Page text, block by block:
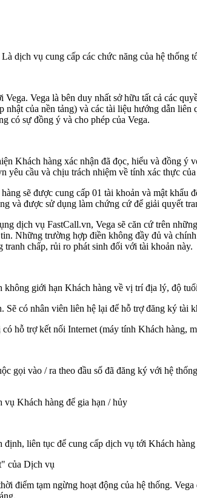
dịch vụ cung cấp các chức năng của hệ thống
Vega là bên duy nhất sở hữu tất cả các
nhật của nền tảng) và các tài liệu hướng dẫn
có sự đồng ý và cho phép của Vega.
Khách hàng xác nhận đã đọc, hiểu và đồng
yêu cầu và chịu trách nhiệm về tính xác thực
sẽ được cung cấp 01 tài khoản và mật
và được sử dụng làm chứng cứ để giải quyết
dịch vụ FastCall.vn, Vega sẽ căn cứ trên
Những trường hợp điền không đầy đủ và
chấp, rủi ro phát sinh đối với tài khoản này.
giới hạn Khách hàng về vị trí địa lý, độ
có nhân viên liên hệ lại để hỗ trợ đăng ký tài
hỗ trợ kết nối Internet (máy tính Khách hàng,
gọi vào / ra theo đầu số đã đăng ký với hệ
Khách hàng để gia hạn / hủy
liên tục để cung cấp dịch vụ tới Khách
của Dịch vụ
điểm tạm ngừng hoạt động của hệ thống.